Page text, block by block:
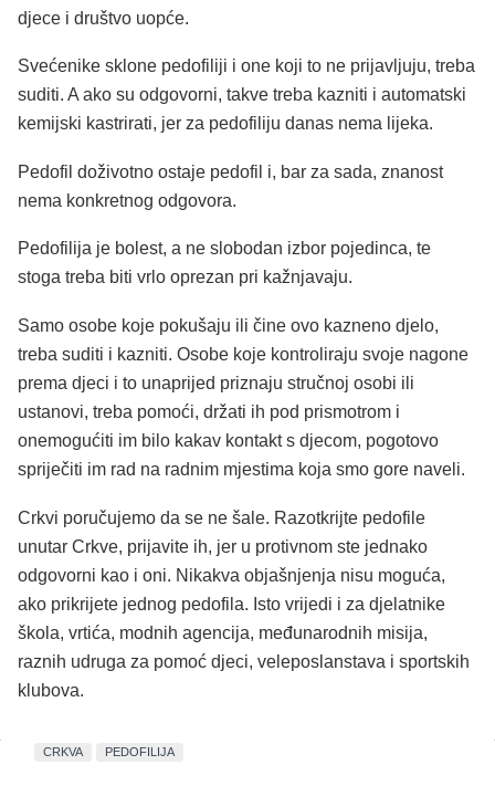
djece i društvo uopće.
Svećenike sklone pedofiliji i one koji to ne prijavljuju, treba
suditi. A ako su odgovorni, takve treba kazniti i automatski
kemijski kastrirati, jer za pedofiliju danas nema lijeka.
Pedofil doživotno ostaje pedofil i, bar za sada, znanost
nema konkretnog odgovora.
Pedofilija je bolest, a ne slobodan izbor pojedinca, te
stoga treba biti vrlo oprezan pri kažnjavaju.
Samo osobe koje pokušaju ili čine ovo kazneno djelo,
treba suditi i kazniti. Osobe koje kontroliraju svoje nagone
prema djeci i to unaprijed priznaju stručnoj osobi ili
ustanovi, treba pomoći, držati ih pod prismotrom i
onemogućiti im bilo kakav kontakt s djecom, pogotovo
spriječiti im rad na radnim mjestima koja smo gore naveli.
Crkvi poručujemo da se ne šale. Razotkrijte pedofile
unutar Crkve, prijavite ih, jer u protivnom ste jednako
odgovorni kao i oni. Nikakva objašnjenja nisu moguća,
ako prikrijete jednog pedofila. Isto vrijedi i za djelatnike
škola, vrtića, modnih agencija, međunarodnih misija,
raznih udruga za pomoć djeci, veleposlanstava i sportskih
klubova.
CRKVA PEDOFILIJA